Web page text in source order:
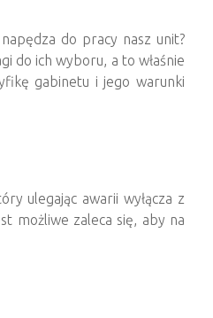
do pracy nasz unit?
do ich wyboru, a to właśnie
gabinetu i jego warunki
ulegając awarii wyłącza z
możliwe zaleca się, aby na